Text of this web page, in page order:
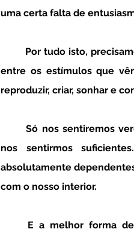
uma certa falta de
entre os estímulos que
reproduzir, criar, sonhar e
	Só nos sentiremos verdadeiramente satisfeitos e inteiros, se nos sentirmos capazes, se
nos sentirmos
absolutamente
com o nosso interior.